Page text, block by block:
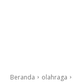
Beranda olahraga